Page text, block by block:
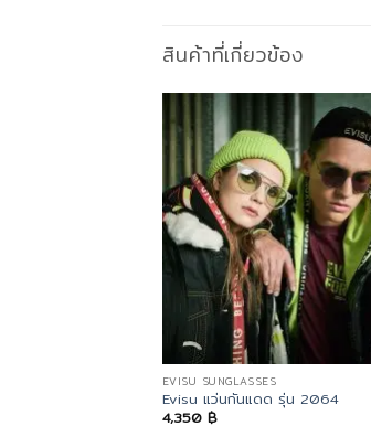
สินค้าที่เกี่ยวข้อง
EVISU SUNGLASSES
Evisu แว่นกันแดด รุ่น 2064
4,350 ฿